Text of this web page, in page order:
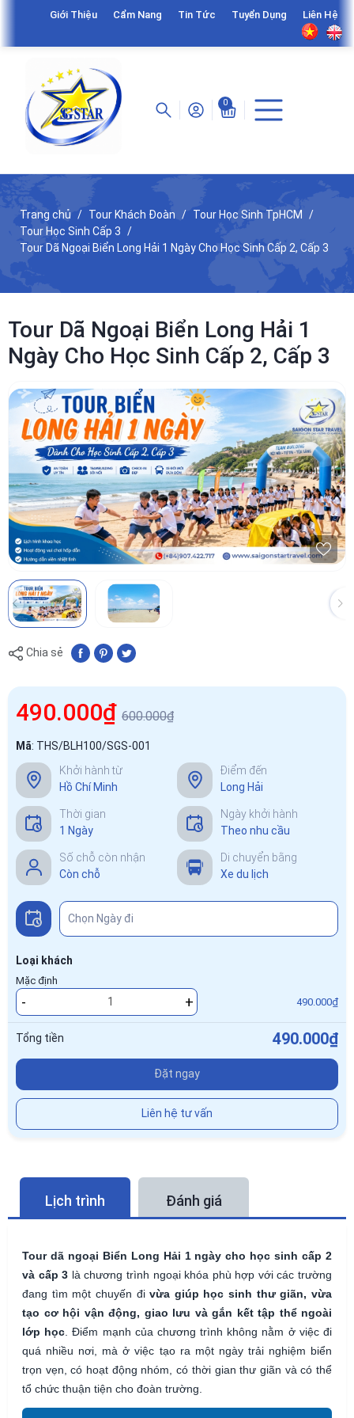
Giới Thiệu Cẩm Nang Tin Tức Tuyển Dụng Liên Hệ
0
Trang chủ Tour Khách Đoàn
Tour Học Sinh TpHCM
Tour Học Sinh Cấp 3
Tour Dã Ngoại Biển Long Hải 1 Ngày Cho Học Sinh Cấp 2, Cấp 3
Tour Dã Ngoại Biển Long Hải 1
Ngày Cho Học Sinh Cấp 2, Cấp 3
Chia sẻ
490.000₫ 600.000₫
Mã: THS/BLH100/SGS-001
Khởi hành từ
Hồ Chí Minh
Điểm đến
Long Hải
Thời gian
1 Ngày
Ngày khởi hành
Theo nhu cầu
Số chỗ còn nhận
Còn chỗ
Di chuyển bằng
Xe du lịch
Loại khách
Mặc định
- + 490.000₫
Tổng tiền 490.000₫
Đặt ngay
Liên hệ tư vấn
Lịch trình Đánh giá
Tour dã ngoại Biển Long Hải 1 ngày cho học sinh cấp 2
và cấp 3 là chương trình ngoại khóa phù hợp với các trường
đang tìm một chuyến đivừa giúp học sinh thư giãn, vừa
tạo cơ hội vận động, giao lưu và gắn kết tập thể ngoài
lớp học . Điểm mạnh của chương trình không nằm ở việc đi
quá nhiều nơi, mà ở việc tạo ra một ngày trải nghiệm biển
trọn vẹn, có hoạt động nhóm, có thời gian thư giãn và có thể
tổ chức thuận tiện cho đoàn trường.